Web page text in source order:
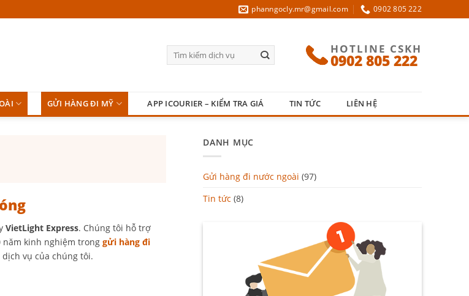
phanngocly.mr@gmail.com 0902 805 222
HOTLINE CSKH
0902 805 222
GỬI HÀNG ĐI MỸ APP ICOURIER – KIỂM TRA GIÁ TIN TỨC LIÊN HỆ
VietLight Express. Chúng tôi hỗ trợ
năm kinh nghiệm trong gửi hàng đi
dịch vụ của chúng tôi.
DANH MỤC
Gửi hàng đi nước ngoài (97)
Tin tức (8)